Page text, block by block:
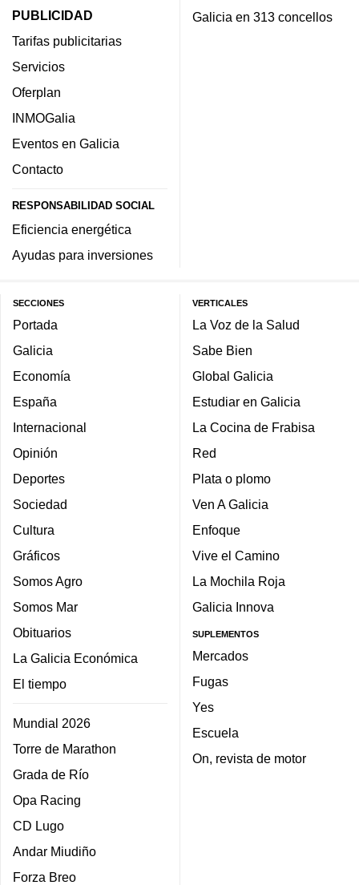
PUBLICIDAD
Tarifas publicitarias
Servicios
Oferplan
INMOGalia
Eventos en Galicia
Contacto
RESPONSABILIDAD SOCIAL
Eficiencia energética
Ayudas para inversiones
Galicia en 313 concellos
SECCIONES
Portada
Galicia
Economía
España
Internacional
Opinión
Deportes
Sociedad
Cultura
Gráficos
Somos Agro
Somos Mar
Obituarios
La Galicia Económica
El tiempo
Mundial 2026
Torre de Marathon
Grada de Río
Opa Racing
CD Lugo
Andar Miudiño
Forza Breo
VERTICALES
La Voz de la Salud
Sabe Bien
Global Galicia
Estudiar en Galicia
La Cocina de Frabisa
Red
Plata o plomo
Ven A Galicia
Enfoque
Vive el Camino
La Mochila Roja
Galicia Innova
SUPLEMENTOS
Mercados
Fugas
Yes
Escuela
On, revista de motor